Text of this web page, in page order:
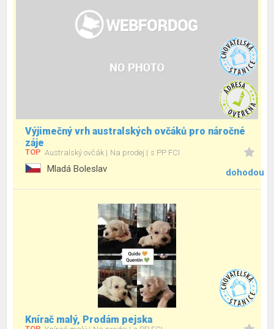
Výjimečný vrh australských ovčáků pro náročné
záje
TOP Australský ovčák Na prodej s PP FCI
Mladá Boleslav dohodou
Knírač malý, Prodám pejska